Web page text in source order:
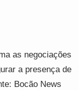
as negociações
a presença de
Bocão News